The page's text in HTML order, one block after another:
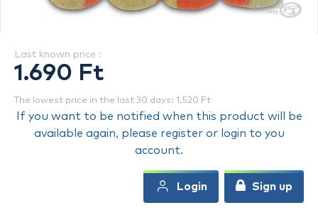
Last known price :
1.690 Ft
The lowest price in the last 30 days: 1.520 Ft
If you want to be notified when this product will be
available again, please register or login to you
account.
Login Sign up